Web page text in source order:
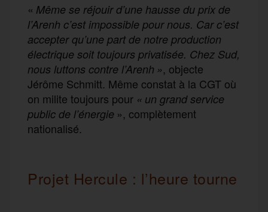
« Même se réjouir d’une hausse du prix de
l’Arenh c’est impossible pour nous. Car c’est
accepter qu’une part de notre production
électrique soit toujours privatisée. Chez Sud,
nous luttons contre l’Arenh », objecte
Jérôme Schmitt. Même constat à la CGT où
on milite toujours pour « un grand service
public de l’énergie », complètement
nationalisé.
Projet Hercule : l’heure tourne